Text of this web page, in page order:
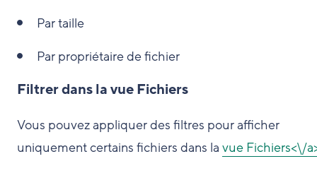
Par taille
Par propriétaire de fichier
Filtrer dans la vue Fichiers
Vous pouvez appliquer des filtres pour afficher
uniquement certains fichiers dans la vue Fichiers<\/